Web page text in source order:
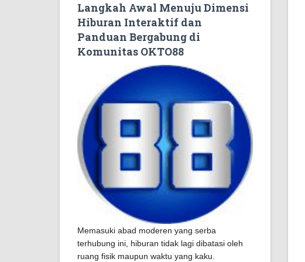
Langkah Awal Menuju Dimensi
Hiburan Interaktif dan
Panduan Bergabung di
Komunitas OKTO88
Memasuki abad moderen yang serba
terhubung ini, hiburan tidak lagi dibatasi oleh
ruang fisik maupun waktu yang kaku.